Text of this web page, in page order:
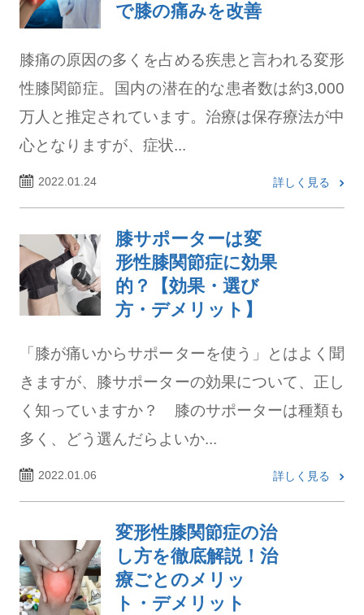
で膝の痛みを改善
膝痛の原因の多くを占める疾患と言われる変形
性膝関節症。国内の潜在的な患者数は約3,000
万人と推定されています。治療は保存療法が中
心となりますが、症状...
2022.01.24 詳しく見る
膝サポーターは変
形性膝関節症に効果
的？【効果・選び
方・デメリット】
「膝が痛いからサポーターを使う」とはよく聞
きますが、膝サポーターの効果について、正し
く知っていますか？ 膝のサポーターは種類も
多く、どう選んだらよいか...
2022.01.06 詳しく見る
変形性膝関節症の治
し方を徹底解説！治
療ごとのメリッ
ト・デメリット